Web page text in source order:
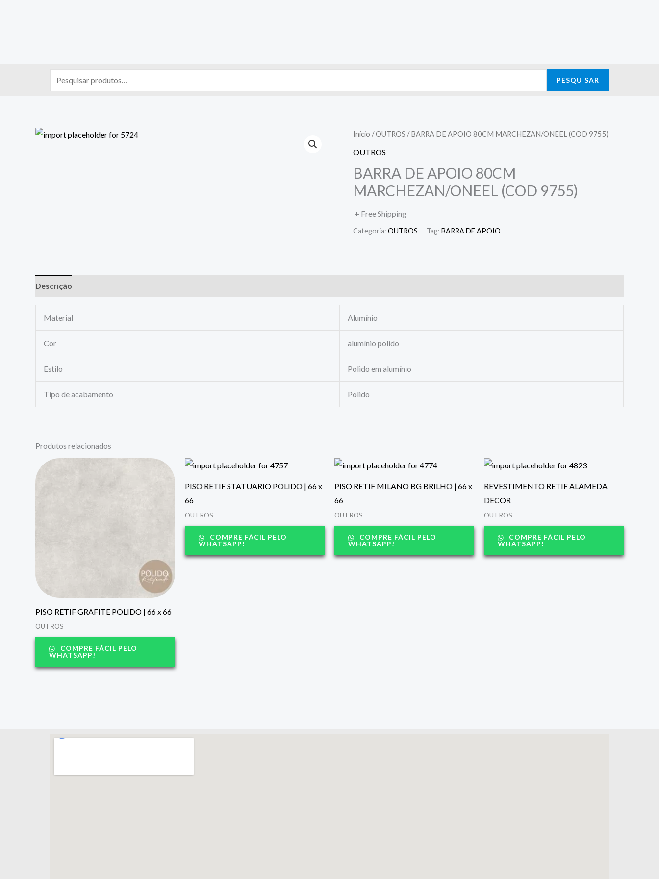
Pesquisar
por:
PESQUISAR
Início /OUTROS / BARRA DE APOIO 80CM MARCHEZAN/ONEEL (COD 9755)
OUTROS
BARRA DE APOIO 80CM
MARCHEZAN/ONEEL (COD 9755)
+ Free Shipping
Categoria: OUTROS Tag: BARRA DE APOIO
Descrição
Material Alumínio
Cor alumínio polido
Estilo Polido em alumínio
Tipo de acabamento Polido
Produtos relacionados
PISO RETIF GRAFITE POLIDO | 66 x 66
OUTROS
COMPRE FÁCIL PELO
WHATSAPP!
PISO RETIF STATUARIO POLIDO | 66 x
66
OUTROS
COMPRE FÁCIL PELO
WHATSAPP!
PISO RETIF MILANO BG BRILHO | 66 x
66
OUTROS
COMPRE FÁCIL PELO
WHATSAPP!
REVESTIMENTO RETIF ALAMEDA
DECOR
OUTROS
COMPRE FÁCIL PELO
WHATSAPP!